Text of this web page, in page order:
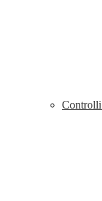
Controlli